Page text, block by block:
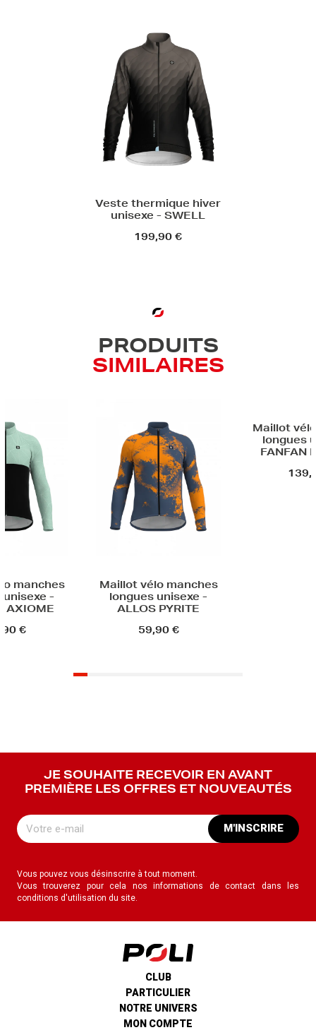
Veste thermique hiver
unisexe - SWELL
199,90 €
PRODUITS
SIMILAIRES
vélo manches
longues unisexe -
ALLOS PYRITE
Maillot vélo manches
longues unisexe -
FANFAN POLI LAB
139,90 €
JE SOUHAITE RECEVOIR EN AVANT
PREMIÈRE LES OFFRES ET NOUVEAUTÉS
M'INSCRIRE
Vous pouvez vous désinscrire à tout moment.
Vous trouverez pour cela nos informations de contact dans les
conditions d'utilisation du site.
CLUB
PARTICULIER
NOTRE UNIVERS
MON COMPTE